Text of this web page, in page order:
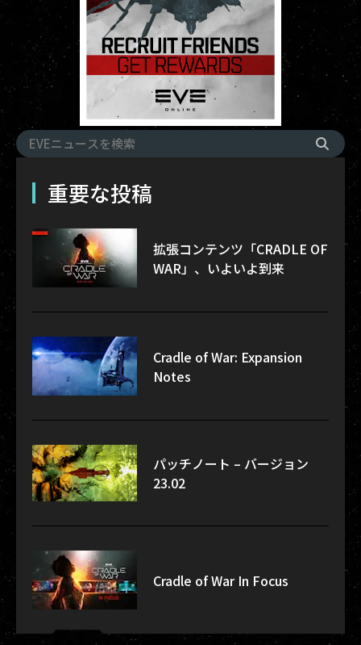
重要な投稿
拡張コンテンツ「CRADLE OF
WAR」、いよいよ到来
Cradle of War: Expansion
Notes
パッチノート – バージョン
23.02
Cradle of War In Focus